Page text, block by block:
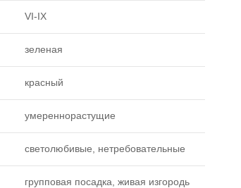
VI-IX
зеленая
красный
умереннорастущие
светолюбивые, нетребовательные
групповая посадка, живая изгородь